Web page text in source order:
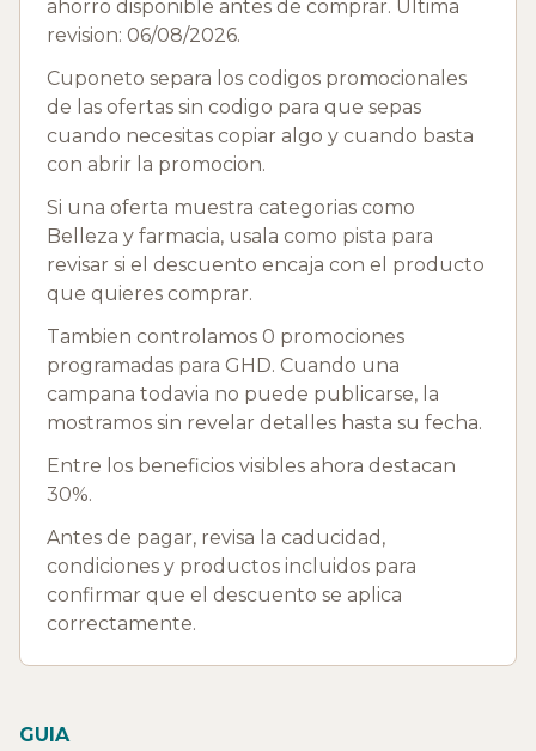
ahorro disponible antes de comprar. Ultima
revision: 06/08/2026.
Cuponeto separa los codigos promocionales
de las ofertas sin codigo para que sepas
cuando necesitas copiar algo y cuando basta
con abrir la promocion.
Si una oferta muestra categorias como
Belleza y farmacia, usala como pista para
revisar si el descuento encaja con el producto
que quieres comprar.
Tambien controlamos 0 promociones
programadas para GHD. Cuando una
campana todavia no puede publicarse, la
mostramos sin revelar detalles hasta su fecha.
Entre los beneficios visibles ahora destacan
30%.
Antes de pagar, revisa la caducidad,
condiciones y productos incluidos para
confirmar que el descuento se aplica
correctamente.
GUIA